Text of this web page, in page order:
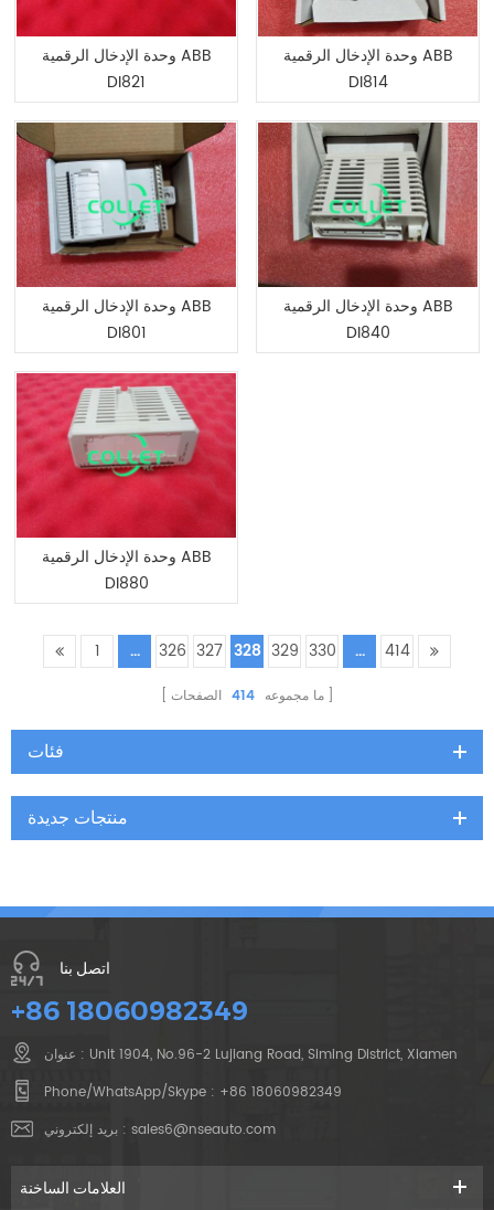
وحدة الإدخال الرقمية ABB
DI821
وحدة الإدخال الرقمية ABB
DI814
وحدة الإدخال الرقمية ABB
DI801
وحدة الإدخال الرقمية ABB
DI840
وحدة الإدخال الرقمية ABB
DI880
1 ... 326 327 328 329 330 ... 414
ما مجموعه 414 الصفحات
فئات
منتجات جديدة
اتصل بنا
+86 18060982349
عنوان : Unit 1904, No.96-2 Lujiang Road, Siming District, Xiamen
Phone/WhatsApp/Skype : +86 18060982349
بريد إلكتروني : sales6@nseauto.com
العلامات الساخنة